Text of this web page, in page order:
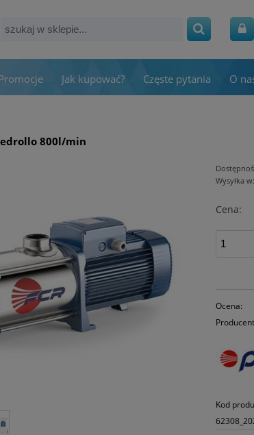
Jak kupować? Częste pytania O
800l/min
Wysyłka w:
Cena:
Ocena:
Kod